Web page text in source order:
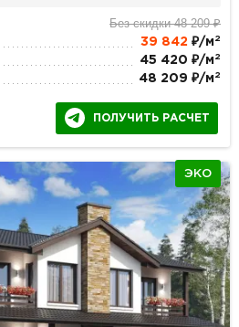
Без скидки 48 209 ₽
39 842 ₽/м 2
45 420 ₽/м 2
48 209 ₽/м 2
ПОЛУЧИТЬ РАСЧЕТ
ЭКО